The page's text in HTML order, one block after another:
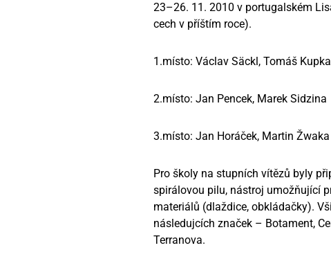
23–26. 11. 2010 v portugalském
cech v příštím roce).
1.místo: Václav Säckl, Tomáš Kupka
2.místo: Jan Pencek, Marek Sidzina
3.místo: Jan Horáček, Martin Žwaka
Pro školy na stupních vítězů byly
spirálovou pilu, nástroj umožňující
materiálů (dlaždice, obkládačky).
následujcích značek – Botament,
Terranova.